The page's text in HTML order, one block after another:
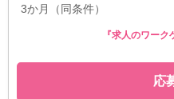
3か月（同条件）
応
『求人のワー